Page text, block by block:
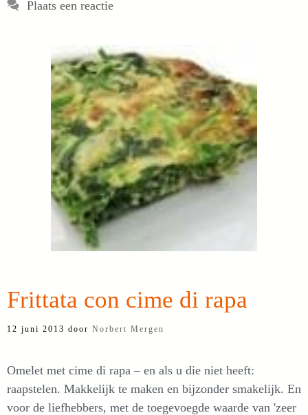
Plaats een reactie
Frittata con cime di rapa
12 juni 2013 door Norbert Mergen
Omelet met cime di rapa – en als u die niet heeft:
raapstelen. Makkelijk te maken en bijzonder smakelijk. En
voor de liefhebbers, met de toegevoegde waarde van 'zeer